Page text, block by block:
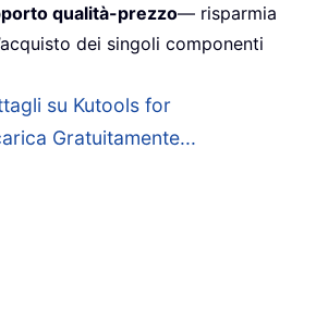
qualità-prezzo— risparmia
dei singoli componenti
su Kutools for
Gratuitamente...